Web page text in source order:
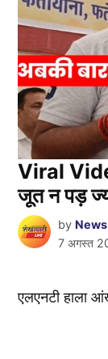
Viral
जूत न पड़
by
7 अगस्त
एलएनटी हाला